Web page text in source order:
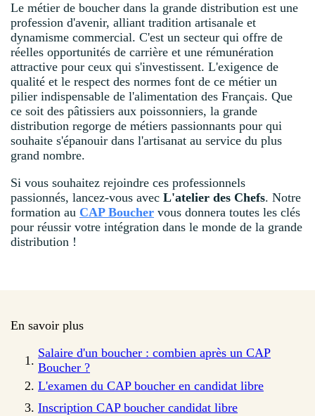
Le métier de boucher dans la grande distribution est une
profession d'avenir, alliant tradition artisanale et
dynamisme commercial. C'est un secteur qui offre de
réelles opportunités de carrière et une rémunération
attractive pour ceux qui s'investissent. L'exigence de
qualité et le respect des normes font de ce métier un
pilier indispensable de l'alimentation des Français. Que
ce soit des pâtissiers aux poissonniers, la grande
distribution regorge de métiers passionnants pour qui
souhaite s'épanouir dans l'artisanat au service du plus
grand nombre.
Si vous souhaitez rejoindre ces professionnels
passionnés, lancez-vous avec L'atelier des Chefs. Notre
formation au CAP Boucher vous donnera toutes les clés
pour réussir votre intégration dans le monde de la grande
distribution !
En savoir plus
Salaire d'un boucher : combien après un CAP
Boucher ?
L'examen du CAP boucher en candidat libre
Inscription CAP boucher candidat libre